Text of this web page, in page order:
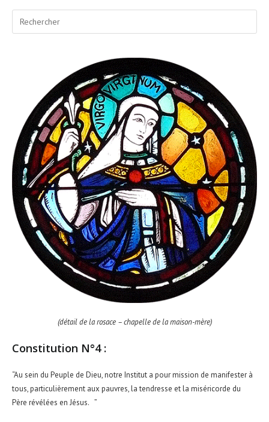
(détail de la rosace – chapelle de la maison-mère)
Constitution N°4 :
“Au sein du Peuple de Dieu, notre Institut a pour mission de manifester à
tous, particulièrement aux pauvres, la tendresse et la miséricorde du
Père révélées en Jésus. ”